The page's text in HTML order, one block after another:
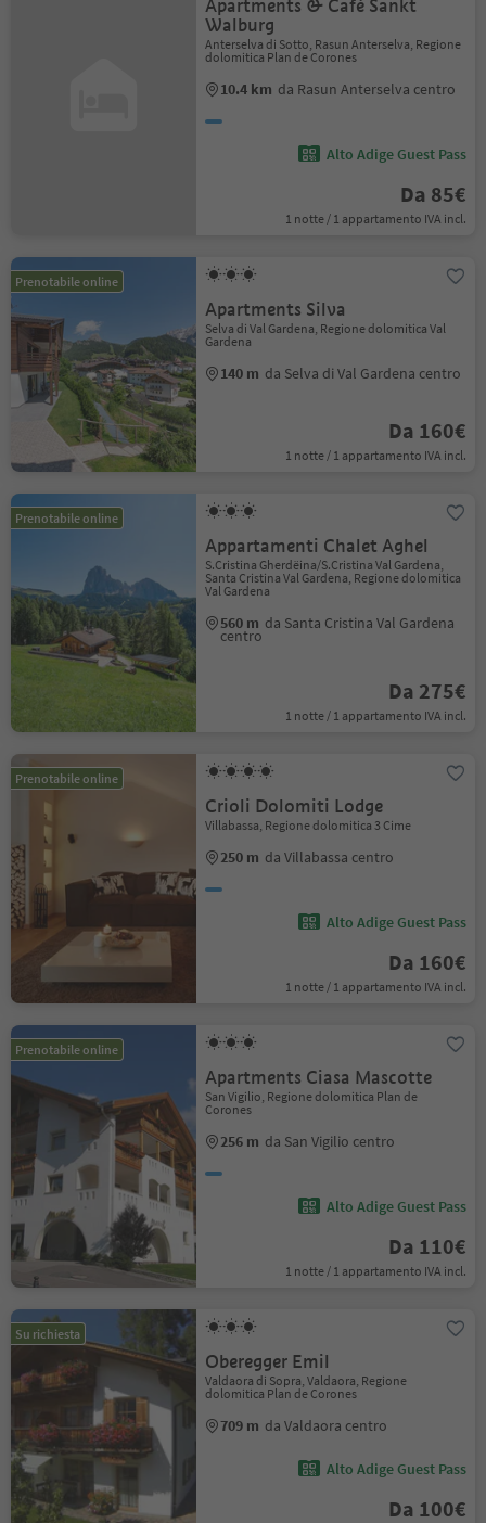
Apartments & Café Sankt
Walburg
Anterselva di Sotto, Rasun Anterselva, Regione
dolomitica Plan de Corones
10.4 km da Rasun Anterselva centro
Alto Adige Guest Pass
Da 85€
1 notte / 1 appartamento IVA incl.
Prenotabile online
Apartments Silva
Selva di Val Gardena, Regione dolomitica Val
Gardena
140 m da Selva di Val Gardena centro
Da 160€
1 notte / 1 appartamento IVA incl.
Prenotabile online
Appartamenti Chalet Aghel
S.Cristina Gherdëina/S.Cristina Val Gardena,
Santa Cristina Val Gardena, Regione dolomitica
Val Gardena
560 m da Santa Cristina Val Gardena
centro
Da 275€
1 notte / 1 appartamento IVA incl.
Prenotabile online
Crioli Dolomiti Lodge
Villabassa, Regione dolomitica 3 Cime
250 m da Villabassa centro
Alto Adige Guest Pass
Da 160€
1 notte / 1 appartamento IVA incl.
Prenotabile online
Apartments Ciasa Mascotte
San Vigilio, Regione dolomitica Plan de
Corones
256 m da San Vigilio centro
Alto Adige Guest Pass
Da 110€
1 notte / 1 appartamento IVA incl.
Su richiesta
Oberegger Emil
Valdaora di Sopra, Valdaora, Regione
dolomitica Plan de Corones
709 m da Valdaora centro
Alto Adige Guest Pass
Da 100€